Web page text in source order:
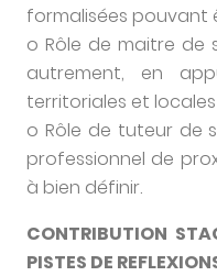
formalisées pouvant
o Rôle de maitre
autrement, en
territoriales et locales
o Rôle de tuteur de
professionnel de
à bien définir.
CONTRIBUTION
PISTES DE